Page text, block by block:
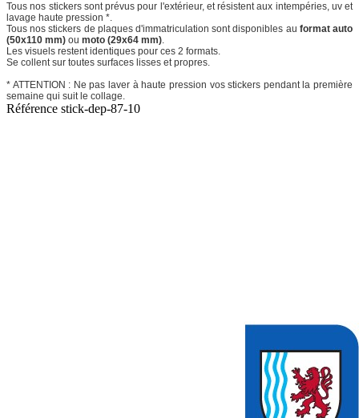
Tous nos stickers sont prévus pour l'extérieur, et résistent aux intempéries, uv et
lavage haute pression *.
Tous nos stickers de plaques d'immatriculation sont disponibles au format auto
(50x110 mm) ou moto (29x64 mm).
Les visuels restent identiques pour ces 2 formats.
Se collent sur toutes surfaces lisses et propres.
* ATTENTION : Ne pas laver à haute pression vos stickers pendant la première
semaine qui suit le collage.
Référence stick-dep-87-10